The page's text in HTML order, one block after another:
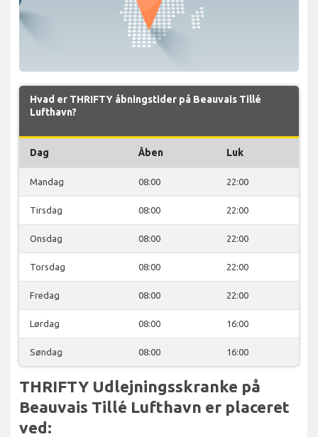
Hvad er THRIFTY åbningstider på Beauvais Tillé
Lufthavn?
Dag Åben Luk
Mandag 08:00 22:00
Tirsdag 08:00 22:00
Onsdag 08:00 22:00
Torsdag 08:00 22:00
Fredag 08:00 22:00
Lørdag 08:00 16:00
Søndag 08:00 16:00
THRIFTY Udlejningsskranke på
Beauvais Tillé Lufthavn er placeret
ved: